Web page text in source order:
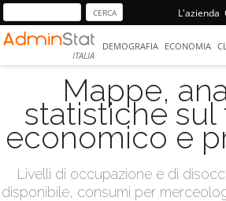
L'azienda
ITALIA
DEMOGRAFIA ECONOMIA
Mappe,
statistiche sul
economico e
Livelli di occupazione e di
disponibile, consumi per